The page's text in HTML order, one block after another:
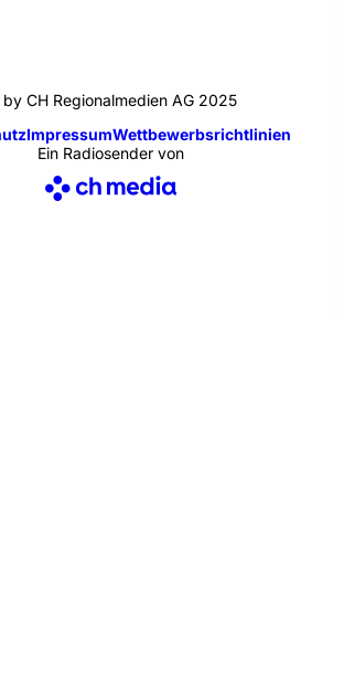
CH Regionalmedien AG 2025
ImpressumWettbewerbsrichtlinien
Ein Radiosender von